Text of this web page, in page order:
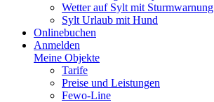
Wetter auf Sylt mit Sturmwarnung
Sylt Urlaub mit Hund
Onlinebuchen
Anmelden
Meine Objekte
Tarife
Preise und Leistungen
Fewo-Line